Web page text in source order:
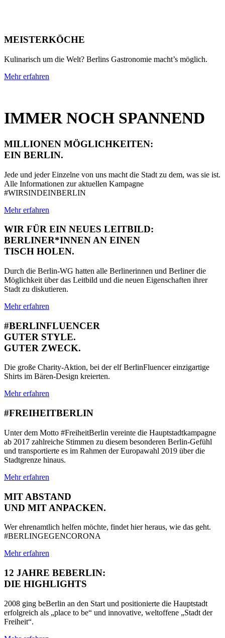
MEISTERKÖCHE
Kulinarisch um die Welt? Berlins Gastronomie macht’s möglich.
Mehr erfahren
IMMER NOCH SPANNEND
MILLIONEN MÖGLICHKEITEN:
EIN BERLIN.
Jede und jeder Einzelne von uns macht die Stadt zu dem, was sie ist.
Alle Informationen zur aktuellen Kampagne
#WIRSINDEINBERLIN
Mehr erfahren
WIR FÜR EIN NEUES LEITBILD:
BERLINER*INNEN AN EINEN
TISCH HOLEN.
Durch die Berlin-WG hatten alle Berlinerinnen und Berliner die
Möglichkeit über das Leitbild und die neuen Eigenschaften ihrer
Stadt zu diskutieren.
Mehr erfahren
#BERLINFLUENCER
GUTER STYLE.
GUTER ZWECK.
Die große Charity-Aktion, bei der elf BerlinFluencer einzigartige
Shirts im Bären-Design kreierten.
Mehr erfahren
#FREIHEITBERLIN
Unter dem Motto #FreiheitBerlin vereinte die Hauptstadtkampagne
ab 2017 zahlreiche Stimmen zu diesem besonderen Berlin-Gefühl
und transportierte es im Rahmen der Europawahl 2019 über die
Stadtgrenze hinaus.
Mehr erfahren
MIT ABSTAND
UND MIT ANPACKEN.
Wer ehrenamtlich helfen möchte, findet hier heraus, wie das geht.
#BERLINGEGENCORONA
Mehr erfahren
12 JAHRE BEBERLIN:
DIE HIGHLIGHTS
2008 ging beBerlin an den Start und positionierte die Hauptstadt
erfolgreich als „place to be“ und innovative, weltoffene „Stadt der
Freiheit“.